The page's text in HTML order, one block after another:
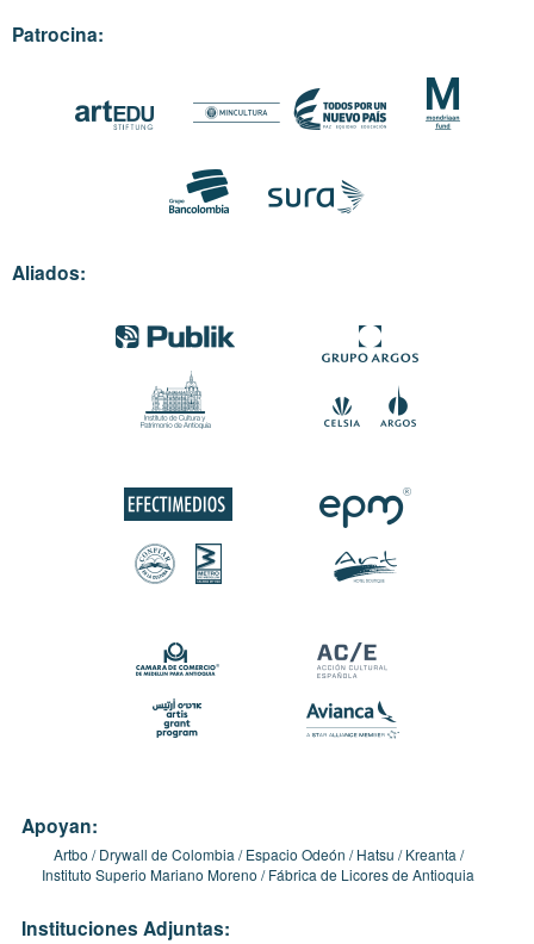
Patrocina:
Aliados:
Apoyan:
Artbo Drywall de Colombia Espacio Odeón Hatsu
Kreanta
Instituto Superio Mariano Moreno
Fábrica de Licores de Antioquia
Instituciones Adjuntas: